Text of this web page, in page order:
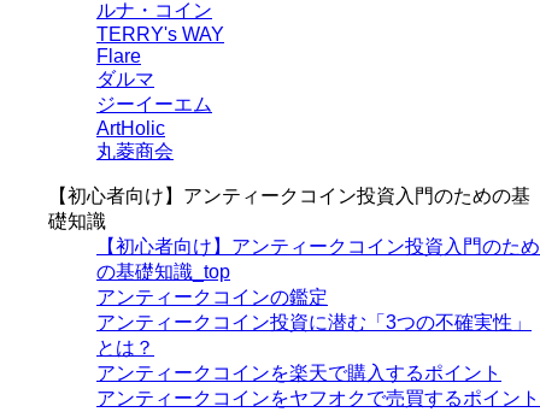
ルナ・コイン
TERRY's WAY
Flare
ダルマ
ジーイーエム
ArtHolic
丸菱商会
【初心者向け】アンティークコイン投資入門のための基
礎知識
【初心者向け】アンティークコイン投資入門のため
の基礎知識_top
アンティークコインの鑑定
アンティークコイン投資に潜む「3つの不確実性」
とは？
アンティークコインを楽天で購入するポイント
アンティークコインをヤフオクで売買するポイント